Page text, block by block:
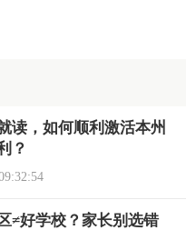
读，如何顺利激活本州
？
≠好学校？家长别选错